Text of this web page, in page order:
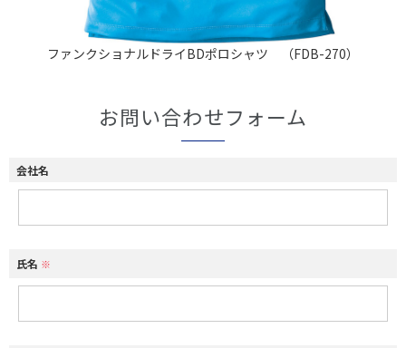
ファンクショナルドライBDポロシャツ （FDB-270）
お問い合わせフォーム
会社名
氏名 ※